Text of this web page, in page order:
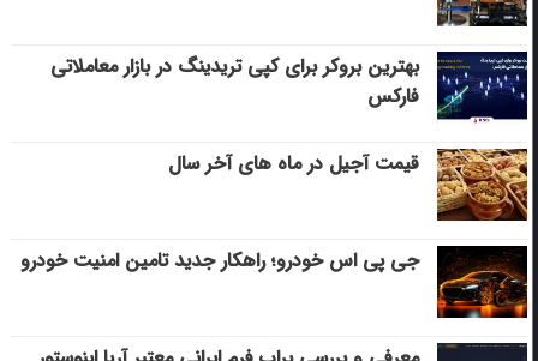
بهترین بروکر برای کپی‌ تریدینگ در بازار معاملاتی
فارکس
قیمت آجیل در ماه های آخر سال
جی پی اس خودرو؛ راهکار جدید تامین امنیت خودرو